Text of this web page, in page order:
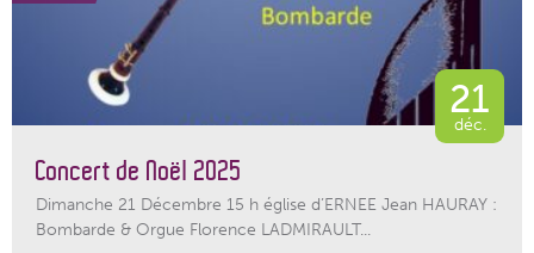
21
déc.
Concert de Noël 2025
Dimanche 21 Décembre 15 h église d’ERNEE Jean HAURAY :
Bombarde & Orgue Florence LADMIRAULT...